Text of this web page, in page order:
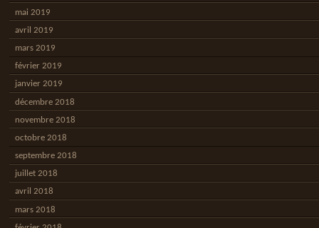
mai 2019
avril 2019
mars 2019
février 2019
janvier 2019
décembre 2018
novembre 2018
octobre 2018
septembre 2018
juillet 2018
avril 2018
mars 2018